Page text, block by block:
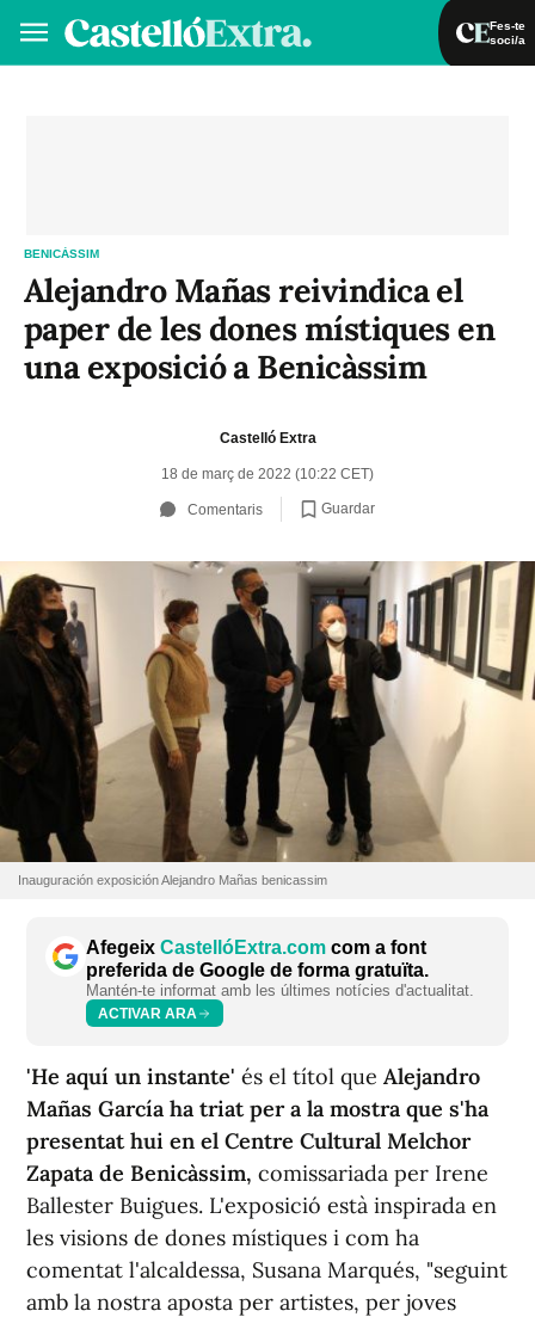
Fes-te
soci/a
BENICÀSSIM
Alejandro Mañas reivindica el
paper de les dones místiques en
una exposició a Benicàssim
Castelló Extra
18 de març de 2022 (10:22 CET)
Comentaris Guardar
Inauguración exposición Alejandro Mañas benicassim
Afegeix CastellóExtra.com com a font
preferida de Google de forma gratuïta.
Mantén-te informat amb les últimes notícies d'actualitat.
ACTIVAR ARA
'He aquí un instante' és el títol que Alejandro
Mañas García ha triat per a la mostra que s'ha
presentat hui en el Centre Cultural Melchor
Zapata de Benicàssim, comissariada per Irene
Ballester Buigues. L'exposició està inspirada en
les visions de dones místiques i com ha
comentat l'alcaldessa, Susana Marqués, "seguint
amb la nostra aposta per artistes, per joves